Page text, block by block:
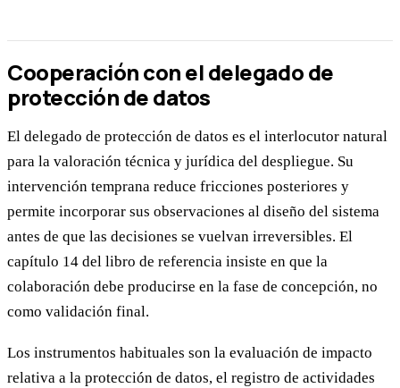
Cooperación con el delegado de
protección de datos
El delegado de protección de datos es el interlocutor natural
para la valoración técnica y jurídica del despliegue. Su
intervención temprana reduce fricciones posteriores y
permite incorporar sus observaciones al diseño del sistema
antes de que las decisiones se vuelvan irreversibles. El
capítulo 14 del libro de referencia insiste en que la
colaboración debe producirse en la fase de concepción, no
como validación final.
Los instrumentos habituales son la evaluación de impacto
relativa a la protección de datos, el registro de actividades